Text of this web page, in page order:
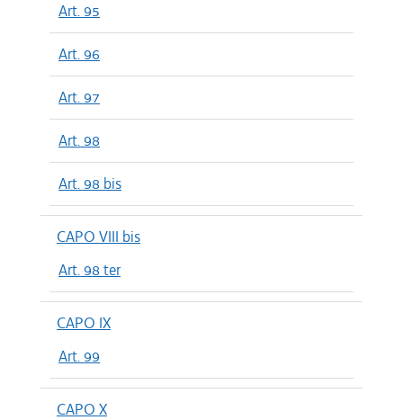
Art. 95
Art. 96
Art. 97
Art. 98
Art. 98 bis
CAPO VIII bis
Art. 98 ter
CAPO IX
Art. 99
CAPO X